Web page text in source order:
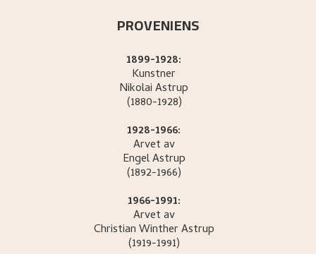
PROVENIENS
1899-1928:
Kunstner
NikolaiAstrup
(1880-1928)
1928-1966:
Arvet av
EngelAstrup
(1892-1966)
1966-1991:
Arvet av
Christian WintherAstrup
(1919-1991)